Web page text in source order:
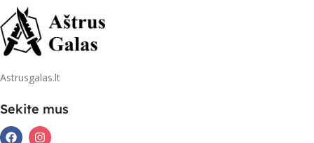
Astrusgalas.lt
Sekite mus